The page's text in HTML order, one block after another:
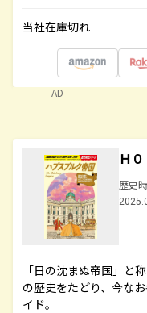
当社在庫切れ
AD
Ｈ
歴史
「日の沈まぬ帝国」と
の歴史をたどり、今な
イド。